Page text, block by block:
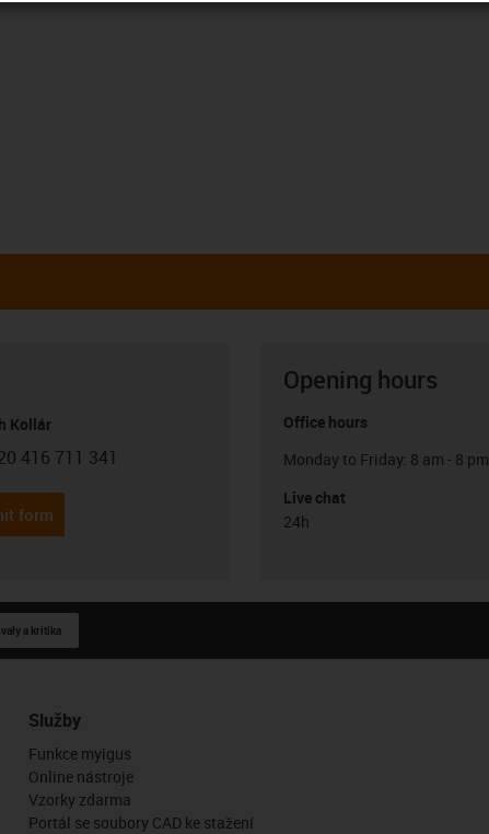
Kollár
phone
416 711 341
form
Opening hours
Office hours
Monday to Friday: 8 am - 8 pm
Live chat
24h
a kritika
Služby
Funkce myigus
Online nástroje
Vzorky zdarma
Portál se soubory CAD ke stažení